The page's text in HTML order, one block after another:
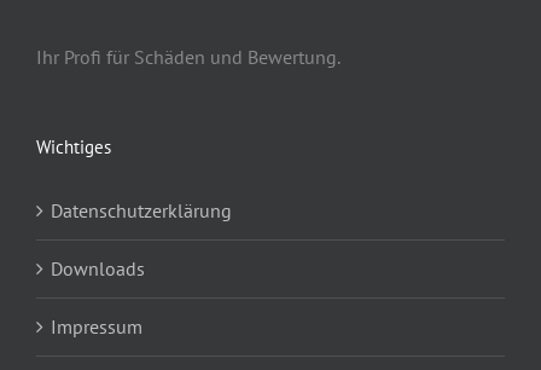
Ihr Profi für Schäden und Bewertung.
Wichtiges
Datenschutzerklärung
Downloads
Impressum